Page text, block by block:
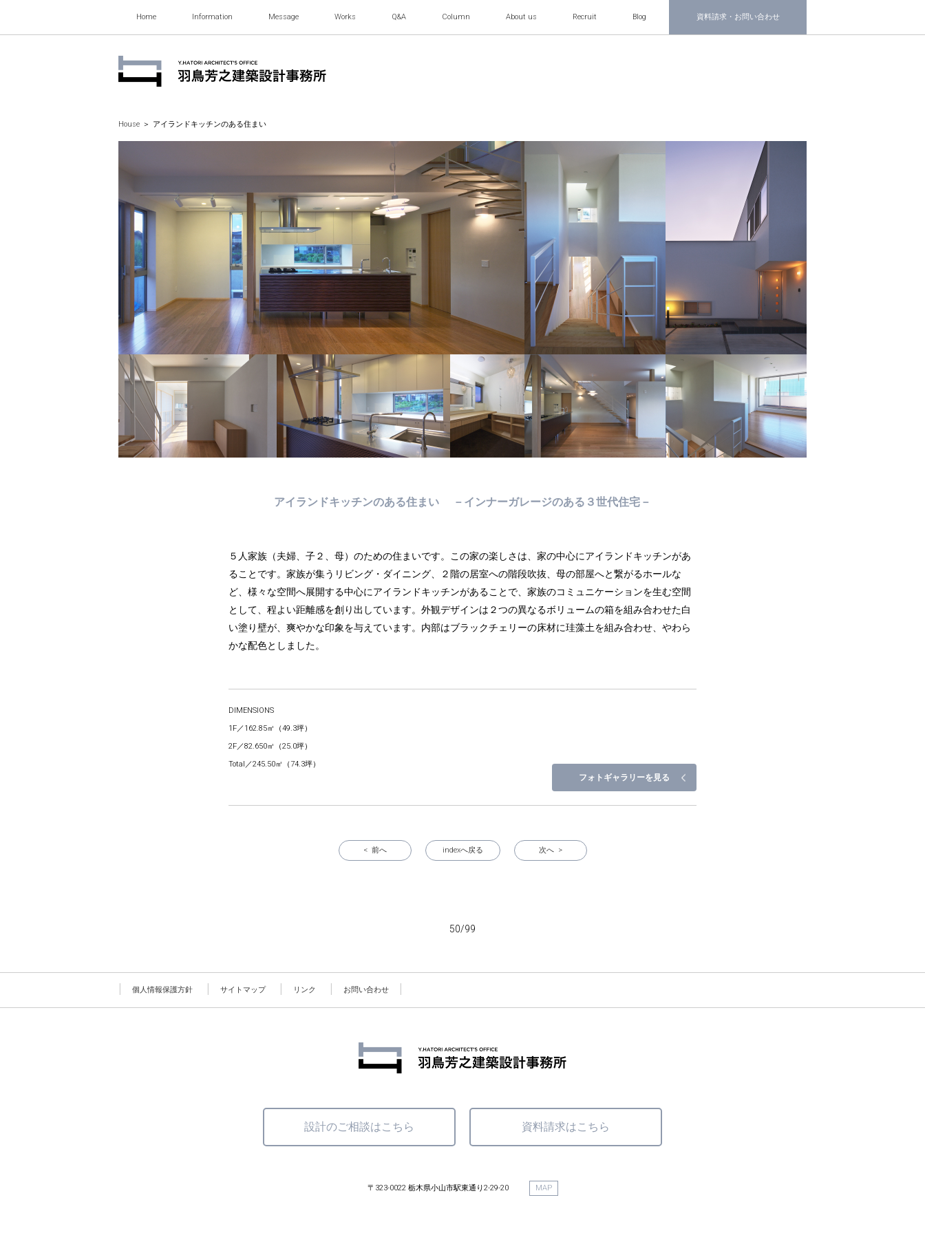
Home Information Message Works Q&A Column About us Recruit Blog 資料請求・お問い合わせ
アイランドキッチンのある住まい －インナーガレージのある３世代住宅－
House ＞ アイランドキッチンのある住まい
５人家族（夫婦、子２、母）のための住まいです。この家の楽しさは、家の中心にアイランドキッチンがあ
ることです。家族が集うリビング・ダイニング、２階の居室への階段吹抜、母の部屋へと繋がるホールな
ど、様々な空間へ展開する中心にアイランドキッチンがあることで、家族のコミュニケーションを生む空間
として、程よい距離感を創り出しています。外観デザインは２つの異なるボリュームの箱を組み合わせた白
い塗り壁が、爽やかな印象を与えています。内部はブラックチェリーの床材に珪藻土を組み合わせ、やわら
かな配色としました。
DIMENSIONS
1F
162.85㎡（49.3坪）
2F
82.650㎡（25.0坪）
Total
245.50㎡（74.3坪）
フォトギャラリーを見る
< 前へ indexへ戻る 次へ >
50/99
個人情報保護方針 サイトマップ リンク お問い合わせ
設計のご相談はこちら 資料請求はこちら
〒323-0022 栃木県小山市駅東通り2-29-20 MAP